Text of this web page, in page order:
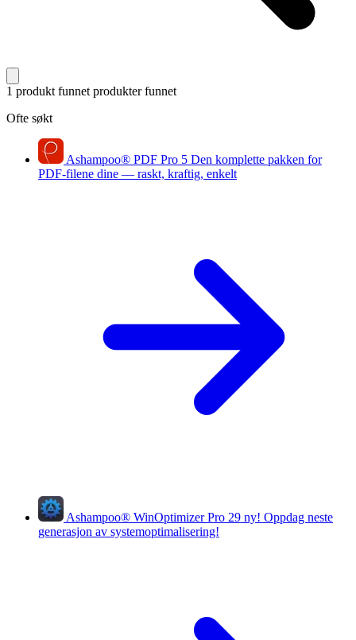
1 produkt funnet produkter funnet
Ofte søkt
Ashampoo® PDF Pro 5 Den komplette pakken for
PDF-filene dine — raskt, kraftig, enkelt
Ashampoo® WinOptimizer Pro 29 ny! Oppdag neste
generasjon av systemoptimalisering!